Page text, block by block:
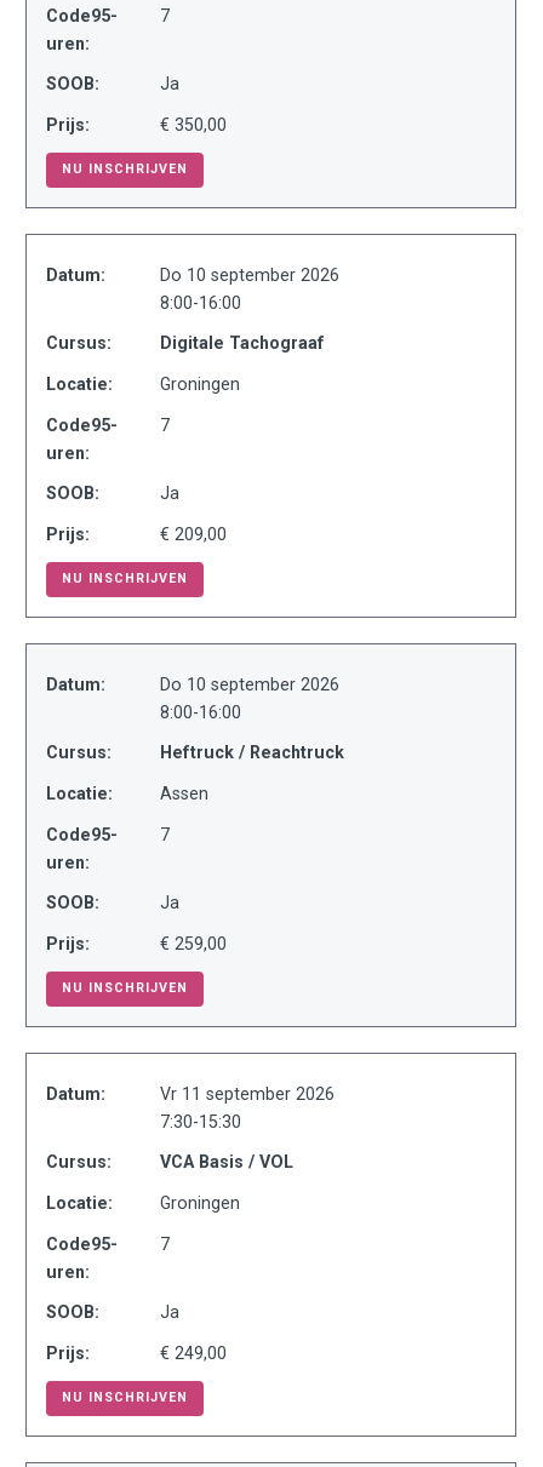
Code95-
uren:
7
SOOB: Ja
Prijs: € 350,00
NU INSCHRIJVEN
Datum:
Do 10 september 2026
8:00-16:00
Cursus: Digitale Tachograaf
Locatie: Groningen
Code95-
uren:
7
SOOB: Ja
Prijs: € 209,00
NU INSCHRIJVEN
Datum:
Do 10 september 2026
8:00-16:00
Cursus: Heftruck / Reachtruck
Locatie: Assen
Code95-
uren:
7
SOOB: Ja
Prijs: € 259,00
NU INSCHRIJVEN
Datum:
Vr 11 september 2026
7:30-15:30
Cursus: VCA Basis / VOL
Locatie: Groningen
Code95-
uren:
7
SOOB: Ja
Prijs: € 249,00
NU INSCHRIJVEN